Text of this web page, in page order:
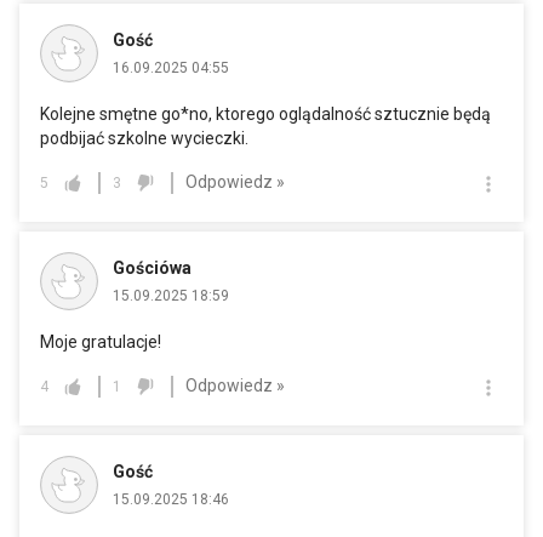
Gość
16.09.2025 04:55
Kolejne smętne go*no, ktorego oglądalność sztucznie będą
podbijać szkolne wycieczki.
5 3 Odpowiedz »
Gościówa
15.09.2025 18:59
Moje gratulacje!
4 1 Odpowiedz »
Gość
15.09.2025 18:46